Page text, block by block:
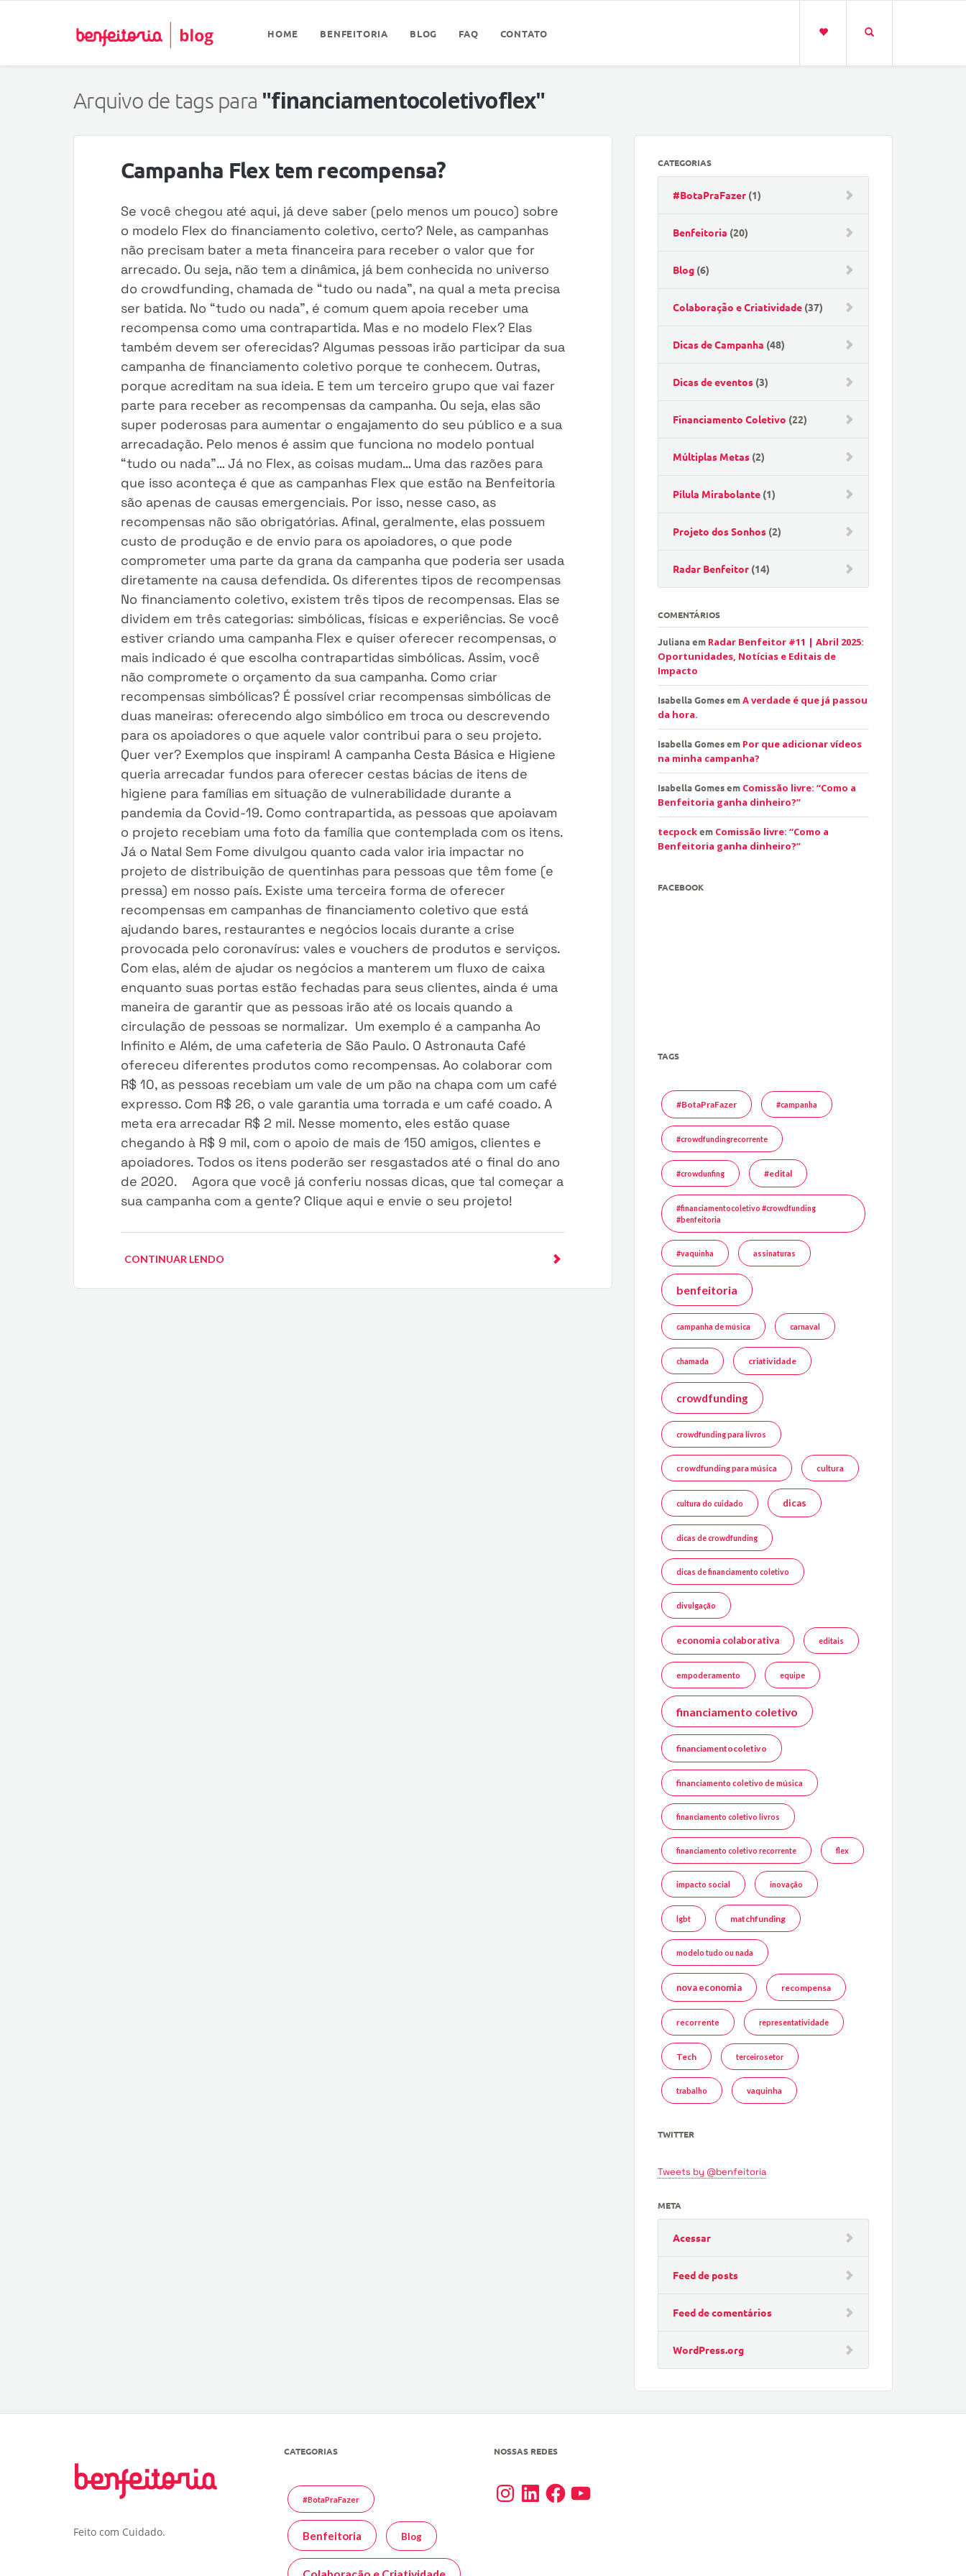
HOME BENFEITORIA BLOG FAQ CONTATO
Arquivo de tags para "financiamentocoletivoflex"
Campanha Flex tem recompensa?
Se você chegou até aqui, já deve saber (pelo menos um pouco) sobre
o modelo Flex do financiamento coletivo, certo? Nele, as campanhas
não precisam bater a meta financeira para receber o valor que for
arrecado. Ou seja, não tem a dinâmica, já bem conhecida no universo
do crowdfunding, chamada de “tudo ou nada”, na qual a meta precisa
ser batida. No “tudo ou nada”, é comum quem apoia receber uma
recompensa como uma contrapartida. Mas e no modelo Flex? Elas
também devem ser oferecidas? Algumas pessoas irão participar da sua
campanha de financiamento coletivo porque te conhecem. Outras,
porque acreditam na sua ideia. E tem um terceiro grupo que vai fazer
parte para receber as recompensas da campanha. Ou seja, elas são
super poderosas para aumentar o engajamento do seu público e a sua
arrecadação. Pelo menos é assim que funciona no modelo pontual
“tudo ou nada”… Já no Flex, as coisas mudam… Uma das razões para
que isso aconteça é que as campanhas Flex que estão na Benfeitoria
são apenas de causas emergenciais. Por isso, nesse caso, as
recompensas não são obrigatórias. Afinal, geralmente, elas possuem
custo de produção e de envio para os apoiadores, o que pode
comprometer uma parte da grana da campanha que poderia ser usada
diretamente na causa defendida. Os diferentes tipos de recompensas
No financiamento coletivo, existem três tipos de recompensas. Elas se
dividem em três categorias: simbólicas, físicas e experiências. Se você
estiver criando uma campanha Flex e quiser oferecer recompensas, o
mais indicado é que escolha contrapartidas simbólicas. Assim, você
não compromete o orçamento da sua campanha. Como criar
recompensas simbólicas? É possível criar recompensas simbólicas de
duas maneiras: oferecendo algo simbólico em troca ou descrevendo
para os apoiadores o que aquele valor contribui para o seu projeto.
Quer ver? Exemplos que inspiram! A campanha Cesta Básica e Higiene
queria arrecadar fundos para oferecer cestas bácias de itens de
higiene para famílias em situação de vulnerabilidade durante a
pandemia da Covid-19. Como contrapartida, as pessoas que apoiavam
o projeto recebiam uma foto da família que contemplada com os itens.
Já o Natal Sem Fome divulgou quanto cada valor iria impactar no
projeto de distribuição de quentinhas para pessoas que têm fome (e
pressa) em nosso país. Existe uma terceira forma de oferecer
recompensas em campanhas de financiamento coletivo que está
ajudando bares, restaurantes e negócios locais durante a crise
provocada pelo coronavírus: vales e vouchers de produtos e serviços.
Com elas, além de ajudar os negócios a manterem um fluxo de caixa
enquanto suas portas estão fechadas para seus clientes, ainda é uma
maneira de garantir que as pessoas irão até os locais quando a
circulação de pessoas se normalizar. Um exemplo é a campanha Ao
Infinito e Além, de uma cafeteria de São Paulo. O Astronauta Café
ofereceu diferentes produtos como recompensas. Ao colaborar com
R$ 10, as pessoas recebiam um vale de um pão na chapa com um café
expresso. Com R$ 26, o vale garantia uma torrada e um café coado. A
meta era arrecadar R$ 2 mil. Nesse momento, eles estão quase
chegando à R$ 9 mil, com o apoio de mais de 150 amigos, clientes e
apoiadores. Todos os itens poderão ser resgastados até o final do ano
de 2020. Agora que você já conferiu nossas dicas, que tal começar a
sua campanha com a gente? Clique aqui e envie o seu projeto!
CONTINUAR LENDO
CATEGORIAS
#BotaPraFazer (1)
Benfeitoria (20)
Blog (6)
Colaboração e Criatividade (37)
Dicas de Campanha (48)
Dicas de eventos (3)
Financiamento Coletivo (22)
Múltiplas Metas (2)
Pílula Mirabolante (1)
Projeto dos Sonhos (2)
Radar Benfeitor (14)
COMENTÁRIOS
Julianaem Radar Benfeitor #11 | Abril 2025:
Oportunidades, Notícias e Editais de
Impacto
Isabella GomesemA verdade é que já passou
da hora.
Isabella Gomesem Por que adicionar vídeos
na minha campanha?
Isabella Gomesem Comissão livre: “Como a
Benfeitoria ganha dinheiro?”
tecpockem Comissão livre: “Como a
Benfeitoria ganha dinheiro?”
FACEBOOK
TAGS
#BotaPraFazer #campanha
#crowdfundingrecorrente
#crowdunfing #edital
#financiamentocoletivo #crowdfunding
#benfeitoria
#vaquinha assinaturas
benfeitoria
campanha de música carnaval
chamada criatividade
crowdfunding
crowdfunding para livros
crowdfunding para música cultura
cultura do cuidado dicas
dicas de crowdfunding
dicas de financiamento coletivo
divulgação
economia colaborativa editais
empoderamento equipe
financiamento coletivo
financiamentocoletivo
financiamento coletivo de música
financiamento coletivo livros
financiamento coletivo recorrente flex
impacto social inovação
lgbt matchfunding
modelo tudo ou nada
nova economia recompensa
recorrente representatividade
Tech terceirosetor
trabalho vaquinha
TWITTER
Tweets by @benfeitoria
META
Acessar
Feed de posts
Feed de comentários
WordPress.org
Feito com Cuidado.
CATEGORIAS
#BotaPraFazer
Benfeitoria Blog
NOSSAS REDES
InstagramLinkedInFacebookYouTube